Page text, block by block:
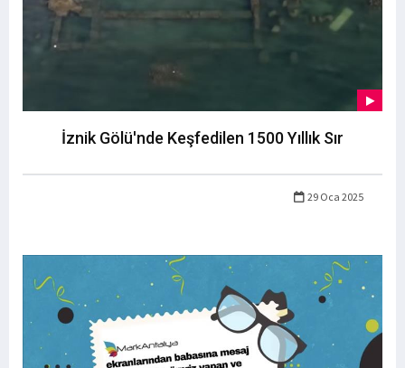
İznik Gölü'nde Keşfedilen 1500 Yıllık Sır
29 Oca 2025